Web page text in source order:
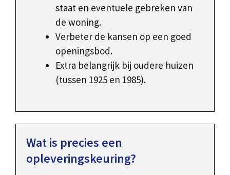
staat en eventuele gebreken van
de woning.
Verbeter de kansen op een goed
openingsbod.
Extra belangrijk bij oudere huizen
(tussen 1925 en 1985).
Wat is precies een
opleveringskeuring?